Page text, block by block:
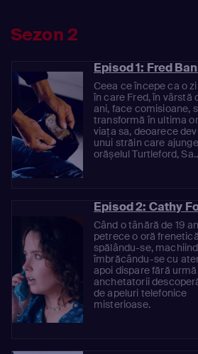
Sezon 2
Episod 1: Fred
Ceea ce începe ca o
în care Fred, în vârstă
ani, face comisioane,
transformă în ultima
viața sa, deoarece
unui străin care
orășelul Turtleford,
Episod 2: Cathy
Când o tânără de 19
petrece o oră frenetică
spălându-se,
îmbrăcându-se cu
apoi dispare fără
anchetatorii
de apeluri telefonice
misterioase.